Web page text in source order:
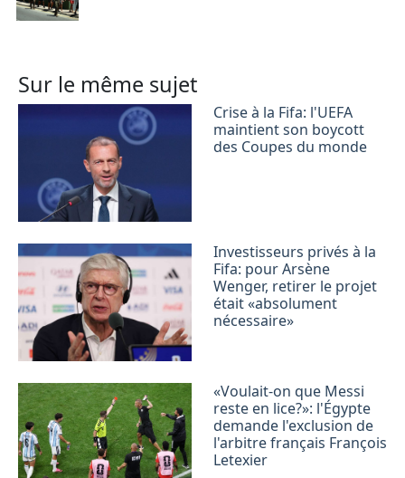
Sur le même sujet
Crise à la Fifa: l'UEFA
maintient son boycott
des Coupes du monde
Investisseurs privés à la
Fifa: pour Arsène
Wenger, retirer le projet
était «absolument
nécessaire»
«Voulait-on que Messi
reste en lice?»: l'Égypte
demande l'exclusion de
l'arbitre français François
Letexier